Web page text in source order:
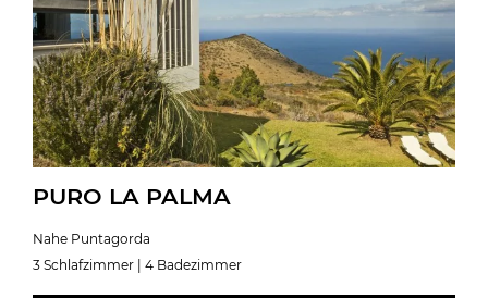
PURO LA PALMA
Nahe Puntagorda
3 Schlafzimmer | 4 Badezimmer